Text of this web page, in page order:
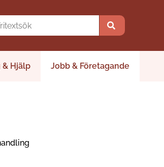
& Hjälp Jobb & Företagande